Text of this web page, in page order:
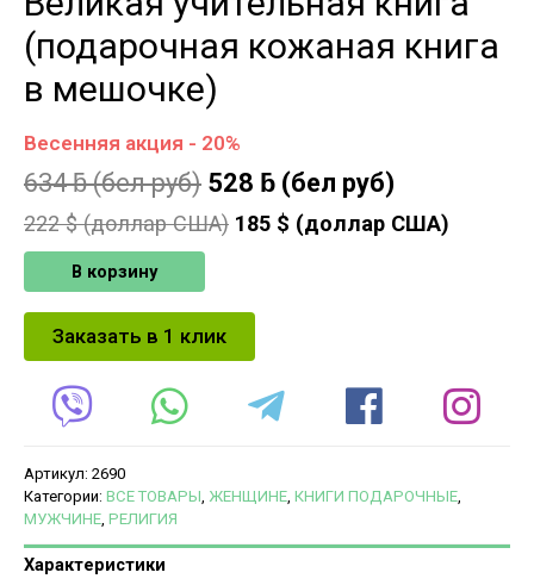
(подарочная кожаная книга
в мешочке)
Весенняя акция - 20%
634ƃ(бел руб) 528 ƃ (бел руб)
222$ (доллар США) 185 $ (доллар США)
В корзину
Заказать в 1 клик
Артикул: 2690
Категории: ВСЕ ТОВАРЫ, ЖЕНЩИНЕ, КНИГИ ПОДАРОЧНЫЕ,
МУЖЧИНЕ, РЕЛИГИЯ
Характеристики